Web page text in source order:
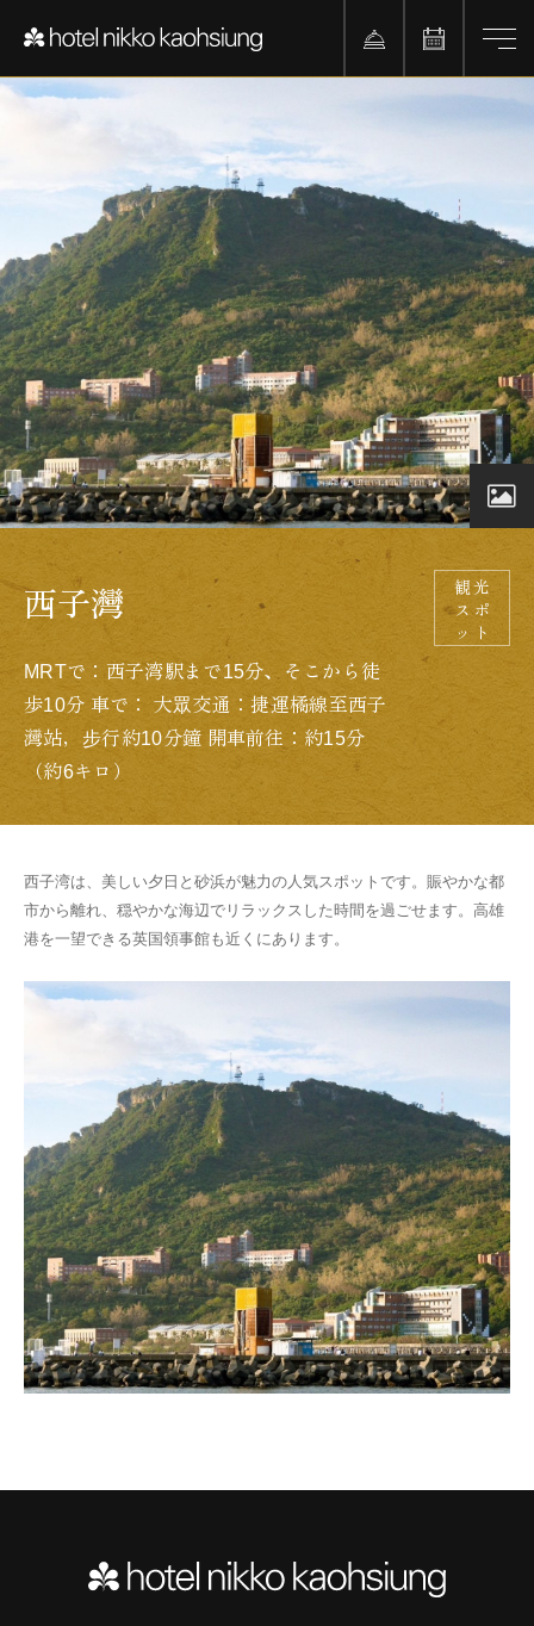
西子灣
MRTで：西子湾駅まで15分、そこから徒
歩10分 車で： 大眾交通：捷運橘線至西子
灣站，步行約10分鐘 開車前往：約15分
（約6キロ）
観光
スポ
ット
西子湾は、美しい夕日と砂浜が魅力の人気スポットです。賑やかな都
市から離れ、穏やかな海辺でリラックスした時間を過ごせます。高雄
港を一望できる英国領事館も近くにあります。